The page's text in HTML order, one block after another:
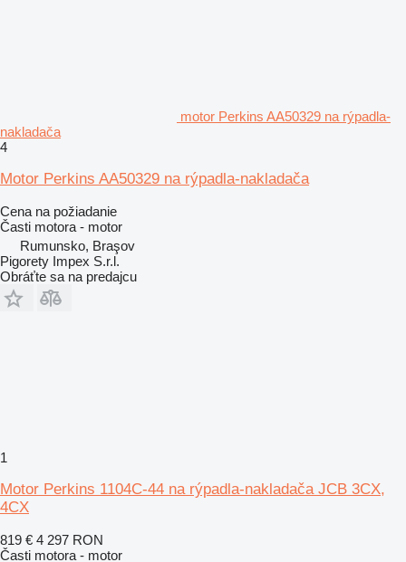
motor Perkins AA50329 na rýpadla-
nakladača
4
Motor Perkins AA50329 na rýpadla-nakladača
Cena na požiadanie
Časti motora - motor
Rumunsko, Braşov
Pigorety Impex S.r.l.
Obráťte sa na predajcu
1
Motor Perkins 1104C-44 na rýpadla-nakladača JCB 3CX,
4CX
819 € 4 297 RON
Časti motora - motor